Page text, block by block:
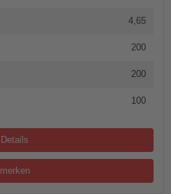
4,65
200
200
100
Details
merken